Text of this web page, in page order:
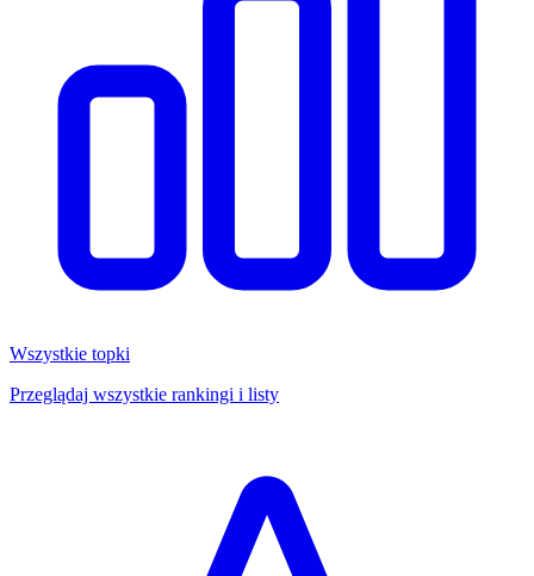
Wszystkie topki
Przeglądaj wszystkie rankingi i listy